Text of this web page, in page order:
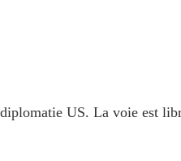
US. La voie est